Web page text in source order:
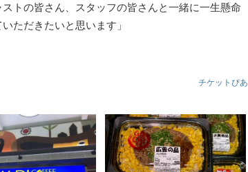
トの皆さん、スタッフの皆さんと一緒に一生懸命
ただきたいと思います」
チケットぴあ